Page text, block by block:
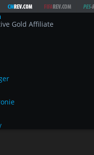
Gold Affiliate